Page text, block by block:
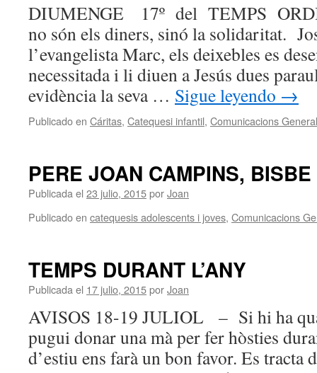
DIUMENGE 17º del TEMPS
no són els diners, sinó la solidaritat.
l’evangelista Marc, els deixebles es
necessitada i li diuen a Jesús dues
evidència la seva … Sigue leyendo →
Publicado en Cáritas, Catequesi infantil, Comunicacions
PERE JOAN CAMPINS,
Publicada el 23 julio, 2015porJoan
Publicado en catequesis adolescents i joves, Comunicacions
TEMPS DURANT L’ANY
Publicada el 17 julio, 2015porJoan
AVISOS 18-19 JULIOL – Si hi ha
pugui donar una mà per fer hòsties
d’estiu ens farà un bon favor. Es tracta